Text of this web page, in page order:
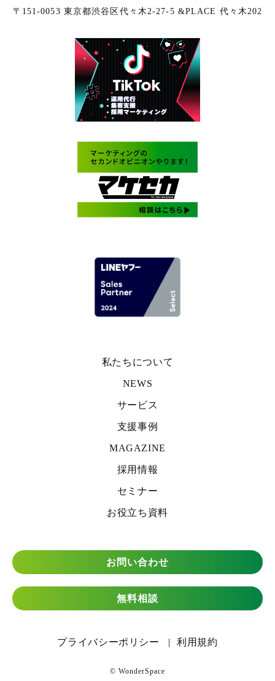
〒151-0053 東京都渋谷区代々木2-27-5 &PLACE 代々木202
私たちについて
NEWS
サービス
支援事例
MAGAZINE
採用情報
セミナー
お役立ち資料
お問い合わせ
無料相談
© WonderSpace
プライバシーポリシー 利用規約